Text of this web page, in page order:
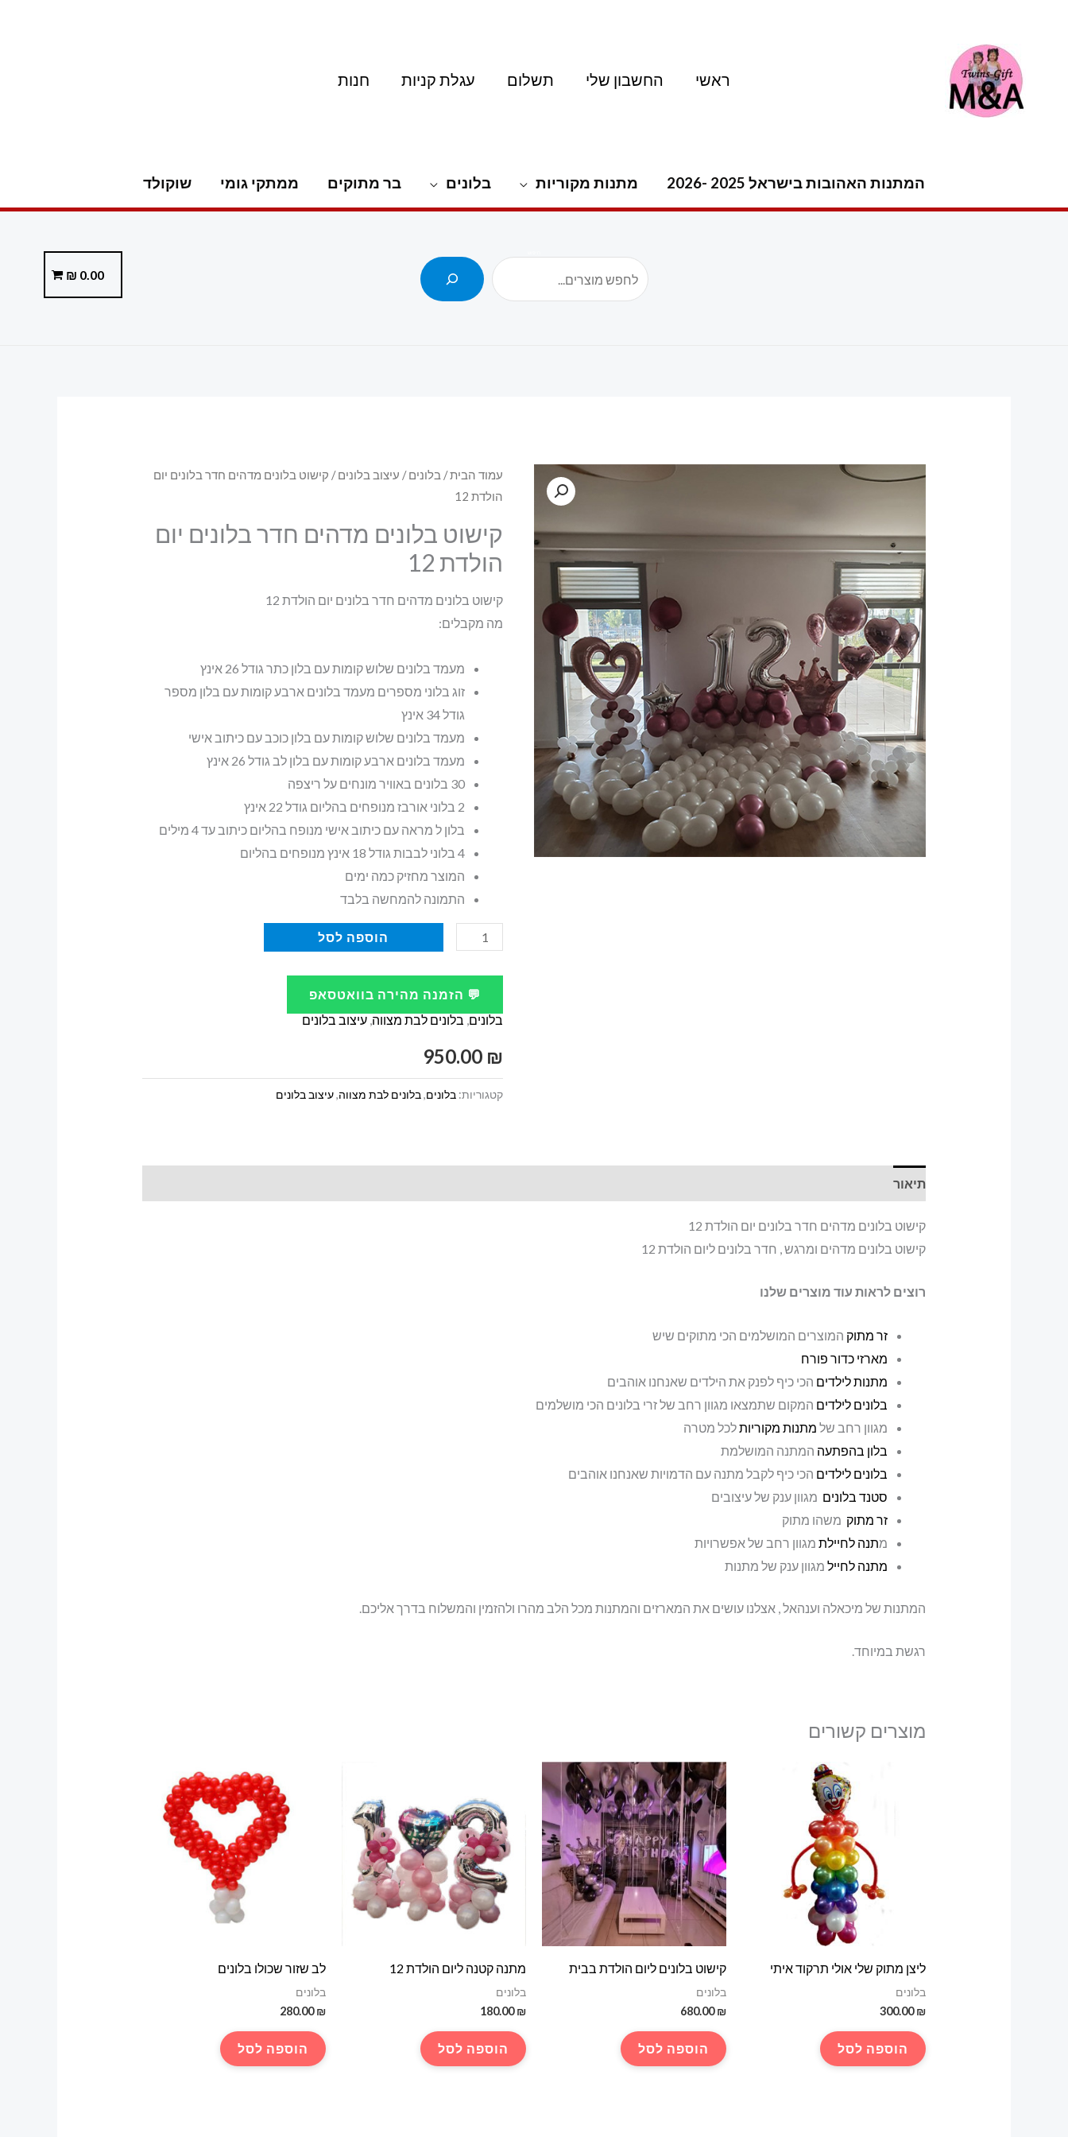
ראשי החשבון שלי תשלום עגלת קניות חנות
המתנות האהובות בישראל 2025 -2026 מתנות מקוריות בלונים בר מתוקים ממתקי גומי שוקולד
0.00
₪
עמוד הבית/ בלונים/ עיצוב בלונים/ קישוט בלונים מדהים חדר בלונים יום
הולדת 12
קישוט בלונים מדהים חדר בלונים יום
הולדת 12
קישוט בלונים מדהים חדר בלונים יום הולדת 12
מה מקבלים:
מעמד בלונים שלוש קומות עם בלון כתר גודל 26 אינץ
זוג בלוני מספרים מעמד בלונים ארבע קומות עם בלון מספר
גודל 34 אינץ
מעמד בלונים שלוש קומות עם בלון כוכב עם כיתוב אישי
מעמד בלונים ארבע קומות עם בלון לב גודל 26 אינץ
30 בלונים באוויר מונחים על ריצפה
2 בלוני אורבז מנופחים בהליום גודל 22 אינץ
בלון ל מראה עם כיתוב אישי מנופח בהליום כיתוב עד 4 מילים
4 בלוני לבבות גודל 18 אינץ מנופחים בהליום
המוצר מחזיק כמה ימים
התמונה להמחשה בלבד
כמות
קישוט
בלונים
מדהים
חדר
יום
הוספה לסל
💬 הזמנה מהירה בוואטסאפ
בלונים, בלונים לבת מצווה,עיצוב בלונים
950.00 ₪
קטגוריות:בלונים,בלונים לבת מצווה,עיצוב בלונים
תיאור
קישוט בלונים מדהים חדר בלונים יום הולדת 12
קישוט בלונים מדהים ומרגש , חדר בלונים ליום הולדת 12
רוצים לראות עוד מוצרים שלנו
זר מתוק המוצרים המושלמים הכי מתוקים שיש
מארזי כדור פורח
מתנות לילדים הכי כיף לפנק את הילדים שאנחנו אוהבים
בלונים לילדים המקום שתמצאו מגוון רחב של זרי בלונים הכי מושלמים
מגוון רחב של מתנות מקוריותלכל מטרה
בלון בהפתעה המתנה המושלמת
בלונים לילדים הכי כיף לקבל מתנה עם הדמויות שאנחנו אוהבים
סטנד בלונים מגוון ענק של עיצובים
זר מתוק משהו מתוק
מתנה לחיילתמגוון רחב של אפשרויות
מתנה לחיילמגוון ענק של מתנות
המתנות של מיכאלה וענהאל , אצלנו עושים את המארזים והמתנות מכל הלב מהרו ולהזמין והמשלוח בדרך אליכם.
רגשת במיוחד.
מוצרים קשורים
ליצן מתוק שלי אולי תרקוד איתי
בלונים
300.00₪
הוספה לסל
קישוט בלונים ליום הולדת בבית
בלונים
680.00₪
הוספה לסל
מתנה קטנה ליום הולדת 12
בלונים
180.00₪
הוספה לסל
לב שזור שכולו בלונים
בלונים
280.00₪
הוספה לסל